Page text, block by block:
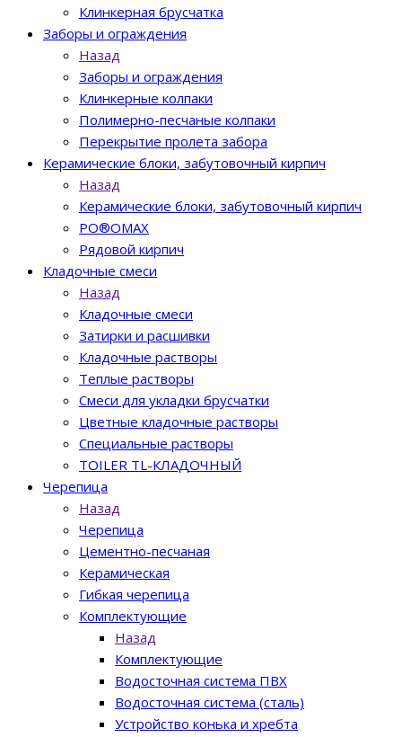
Клинкерная брусчатка
Заборы и ограждения
Назад
Заборы и ограждения
Клинкерные колпаки
Полимерно-песчаные колпаки
Перекрытие пролета забора
Керамические блоки, забутовочный кирпич
Назад
Керамические блоки, забутовочный кирпич
PO®OMAX
Рядовой кирпич
Кладочные смеси
Назад
Кладочные смеси
Затирки и расшивки
Кладочные растворы
Теплые растворы
Смеси для укладки брусчатки
Цветные кладочные растворы
Специальные растворы
TOILER TL-КЛАДОЧНЫЙ
Черепица
Назад
Черепица
Цементно-песчаная
Керамическая
Гибкая черепица
Комплектующие
Назад
Комплектующие
Водосточная система ПВХ
Водосточная система (сталь)
Устройство конька и хребта